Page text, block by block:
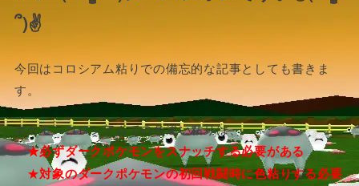
՞)✌
今回はコロシアム粘りでの備忘的な記事としても書きま
す。
ポケモンコロシアムでの色違い粘りは、
★必ずダークポケモンをスナッチする必要がある
★対象のダークポケモンの初回戦闘時に色粘りする必要